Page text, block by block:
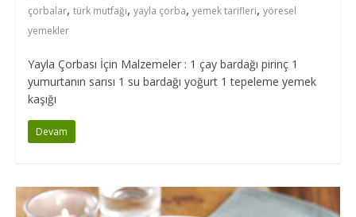
çorbalar, türk mutfağı, yayla çorba, yemek tarifleri, yöresel
yemekler
Yayla Çorbası İçin Malzemeler : 1 çay bardağı pirinç 1
yumurtanın sarısı 1 su bardağı yoğurt 1 tepeleme yemek
kaşığı
Devam